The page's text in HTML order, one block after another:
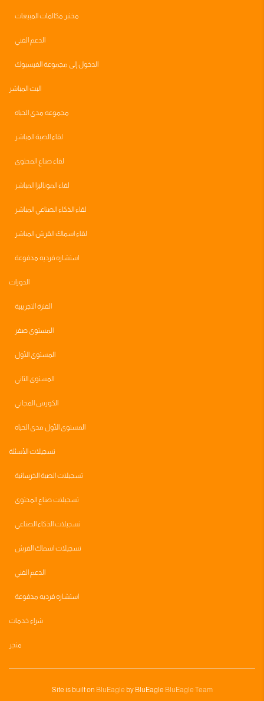
مختبر مكالمات المبيعات
الدعم الفني
الدخول إلى مجموعة الفيسبوك
البث المباشر
مجموعه مدى الحياه
لقاء الصبة المباشر
لقاء صناع المحتوى
لقاء الموناليزا المباشر
لقاء الذكاء الصناعي المباشر
لقاء اسماك القرش المباشر
استشاره فرديه مدفوعة
الدورات
الفترة التجريبية
المستوى صفر
المستوى الأول
المستوى الثاني
الكورس المجاني
المستوى الأول مدى الحياه
تسجيلات الأسئلة
تسجيلات الصبة الخرسانية
تسجيلات صناع المحتوى
تسجيلات الذكاء الصناعي
تسجيلات اسماك القرش
الدعم الفني
استشاره فرديه مدفوعة
شراء خدمات
متجر
Site is built on BluEagle by BluEagle BluEagle Team